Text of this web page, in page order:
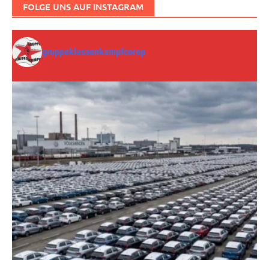
FOLGE UNS AUF INSTAGRAM
gruppeklassenkampfcorep